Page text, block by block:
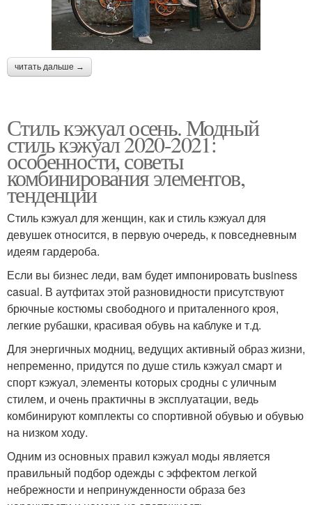
читать дальше →
Стиль кэжуал осень. Модный
стиль кэжуал 2020-2021:
особенности, советы
комбинирования элементов,
тенденции
Стиль кэжуал для женщин, как и стиль кэжуал для
девушек относится, в первую очередь, к повседневным
идеям гардероба.
Если вы бизнес леди, вам будет импонировать business
casual. В аутфитах этой разновидности присутствуют
брючные костюмы свободного и приталенного кроя,
легкие рубашки, красивая обувь на каблуке и т.д.
Для энергичных модниц, ведущих активный образ жизни,
непременно, придутся по душе стиль кэжуал смарт и
спорт кэжуал, элементы которых сродны с уличным
стилем, и очень практичны в эксплуатации, ведь
комбинируют комплекты со спортивной обувью и обувью
на низком ходу.
Одним из основных правил кэжуал моды является
правильный подбор одежды с эффектом легкой
небрежности и непринужденности образа без